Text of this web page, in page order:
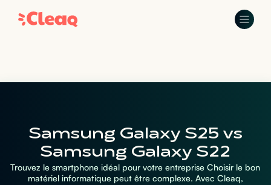
Samsung Galaxy S25 vs
Samsung Galaxy S22
Trouvez le smartphone idéal pour votre entreprise Choisir le bon
matériel informatique peut être complexe. Avec Cleaq,